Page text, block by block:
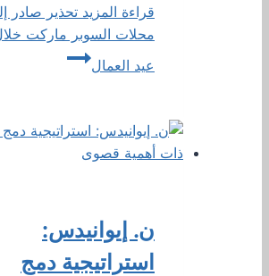
قراءة المزيد تحذير صادر
محلات السوبر ماركت
عيد العمال
ن. إيوانيدس:
استراتيجية دمج